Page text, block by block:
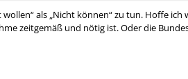
als „Nicht können“ zu tun. Hoffe
zeitgemäß und nötig ist. Oder die